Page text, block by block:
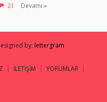
21 Devamı »
by: lettergram
İLETİŞİM
YORUMLAR